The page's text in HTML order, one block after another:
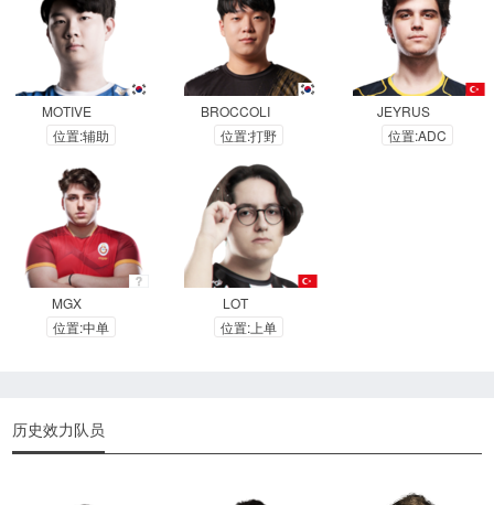
MOTIVE
位置:辅助
BROCCOLI
位置:打野
JEYRUS
位置:ADC
MGX
位置:中单
LOT
位置:上单
历史效力队员